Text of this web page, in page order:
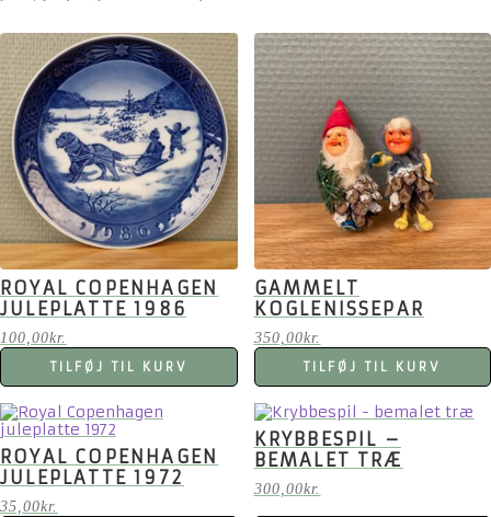
ROYAL COPENHAGEN
JULEPLATTE 1986
100,00kr.
TILFØJ TIL KURV
GAMMELT
KOGLENISSEPAR
350,00kr.
TILFØJ TIL KURV
ROYAL COPENHAGEN
JULEPLATTE 1972
35,00kr.
KRYBBESPIL –
BEMALET TRÆ
300,00kr.